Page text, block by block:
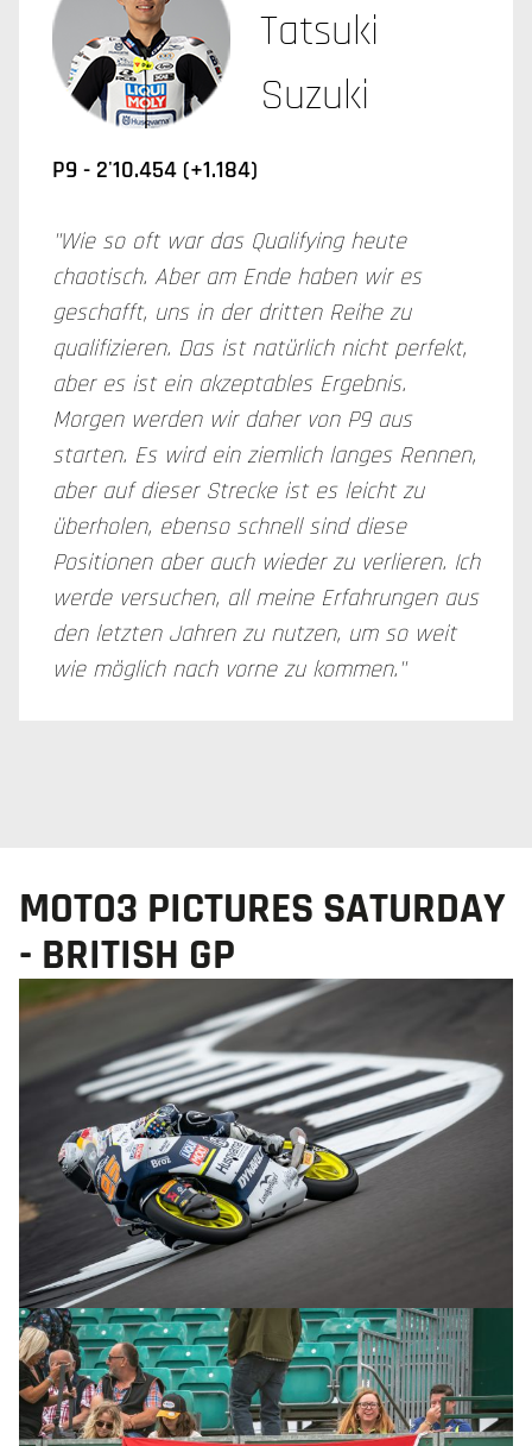
Tatsuki
Suzuki
P9 - 2'10.454 (+1.184)
"Wie so oft war das Qualifying heute
chaotisch. Aber am Ende haben wir es
geschafft, uns in der dritten Reihe zu
qualifizieren. Das ist natürlich nicht perfekt,
aber es ist ein akzeptables Ergebnis.
Morgen werden wir daher von P9 aus
starten. Es wird ein ziemlich langes Rennen,
aber auf dieser Strecke ist es leicht zu
überholen, ebenso schnell sind diese
Positionen aber auch wieder zu verlieren. Ich
werde versuchen, all meine Erfahrungen aus
den letzten Jahren zu nutzen, um so weit
wie möglich nach vorne zu kommen."
MOTO3 PICTURES SATURDAY
- BRITISH GP
© R.Lekl & S.Wobser